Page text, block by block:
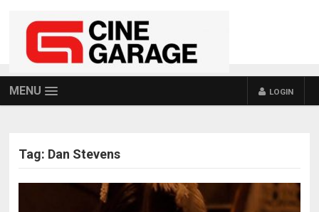
MENU LOGIN
Tag: Dan Stevens